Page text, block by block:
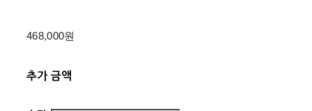
468,000원
추가 금액